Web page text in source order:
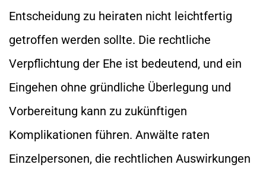
Entscheidung zu heiraten nicht leichtfertig
getroffen werden sollte. Die rechtliche
Verpflichtung der Ehe ist bedeutend, und ein
Eingehen ohne gründliche Überlegung und
Vorbereitung kann zu zukünftigen
Komplikationen führen. Anwälte raten
Einzelpersonen, die rechtlichen Auswirkungen